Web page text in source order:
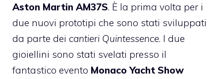
Aston Martin AM37S. È la prima volta per i
due nuovi prototipi che sono stati sviluppati
da parte dei cantieri Quintessence. I due
gioiellini sono stati svelati presso il
fantastico evento Monaco Yacht Show